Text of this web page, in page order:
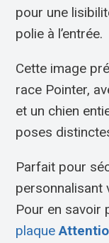
pour une
polie à l’entrée.
Cette image
race Pointer,
et un chien
poses
Parfait pour
personnalisant
Pour en savoir
plaque